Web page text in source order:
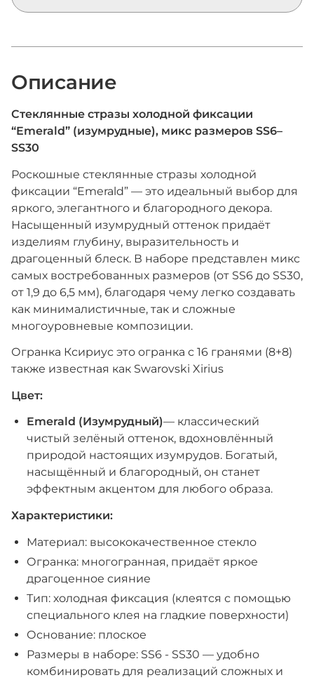
Описание
Стеклянные стразы холодной фиксации
“Emerald” (изумрудные), микс размеров SS6–
SS30
Роскошные стеклянные стразы холодной
фиксации “Emerald” — это идеальный выбор для
яркого, элегантного и благородного декора.
Насыщенный изумрудный оттенок придаёт
изделиям глубину, выразительность и
драгоценный блеск. В наборе представлен микс
самых востребованных размеров (от SS6 до SS30,
от 1,9 до 6,5 мм), благодаря чему легко создавать
как минималистичные, так и сложные
многоуровневые композиции.
Огранка Ксириус это огранка с 16 гранями (8+8)
также известная как Swarovski Xirius
Цвет:
Emerald (Изумрудный)— классический
чистый зелёный оттенок, вдохновлённый
природой настоящих изумрудов. Богатый,
насыщённый и благородный, он станет
эффектным акцентом для любого образа.
Характеристики:
Материал: высококачественное стекло
Огранка: многогранная, придаёт яркое
драгоценное сияние
Тип: холодная фиксация (клеятся с помощью
специального клея на гладкие поверхности)
Основание: плоское
Размеры в наборе: SS6 - SS30 — удобно
комбинировать для реализаций сложных и